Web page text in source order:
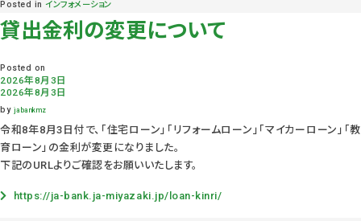
Posted inインフォメーション
貸出金利の変更について
Posted on
2026年8月3日
2026年8月3日
by jabankmz
令和8年8月3日付で、「住宅ローン」「リフォームローン」「マイカーローン」「教
育ローン」の金利が変更になりました。
下記のURLよりご確認をお願いいたします。
https://ja-bank.ja-miyazaki.jp/loan-kinri/